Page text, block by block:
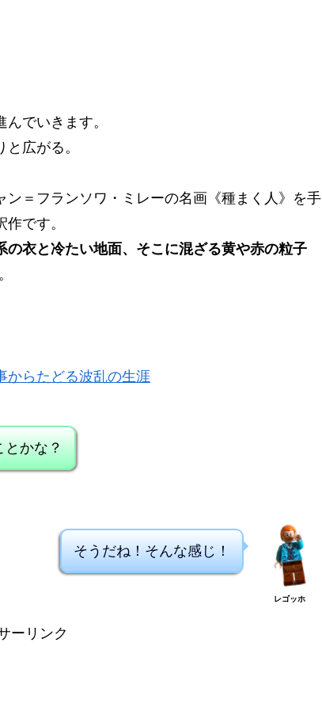
でいきます。
広がる。
＝フランソワ・ミレーの名画《種まく人》を手
作です。
の衣と冷たい地面、そこに混ざる黄や赤の粒子
からたどる波乱の生涯
とかな？
そうだね！そんな感じ！
レゴッホ
ーリンク